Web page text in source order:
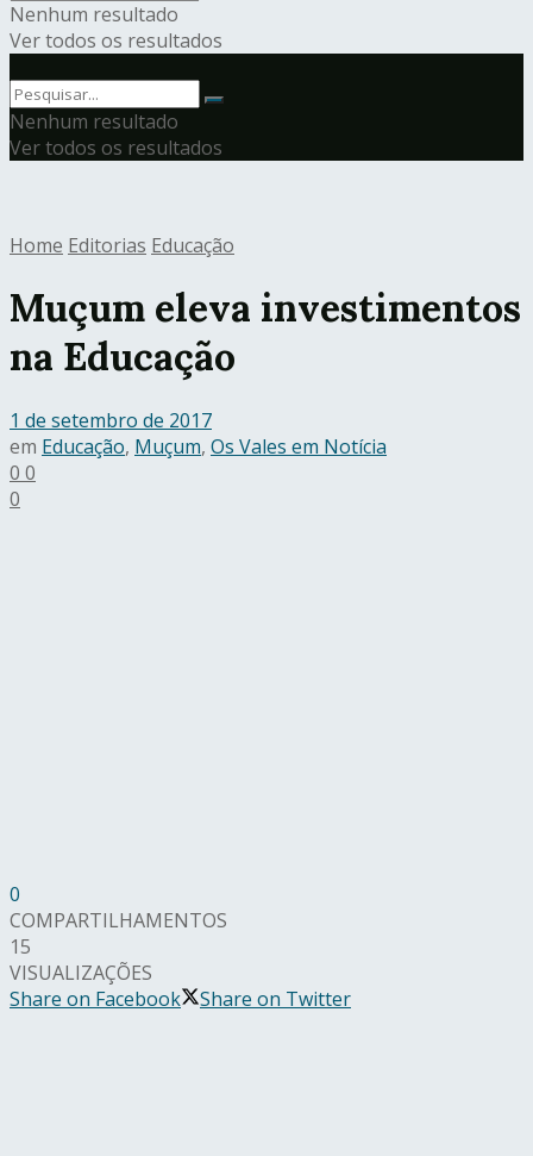
Nenhum resultado
Ver todos os resultados
Nenhum resultado
Ver todos os resultados
Home Editorias Educação
Muçum eleva investimentos
na Educação
1 de setembro de 2017
em Educação, Muçum, Os Vales em Notícia
0 0
0
0
COMPARTILHAMENTOS
15
VISUALIZAÇÕES
Share on Facebook
Share on Twitter